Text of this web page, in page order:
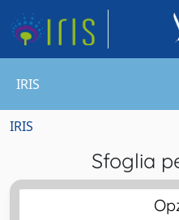
IRIS
IRIS
Sfoglia